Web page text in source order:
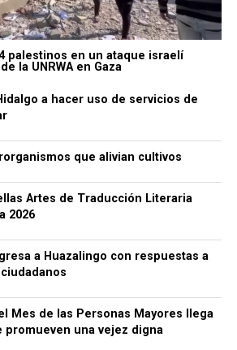
palestinos en un ataque israelí
la UNRWA en Gaza
a hacer uso de servicios de
que alivian cultivos
Artes de Traducción Literaria
2026
a Huazalingo con respuestas a
Mes de las Personas Mayores llega
promueven una vejez digna